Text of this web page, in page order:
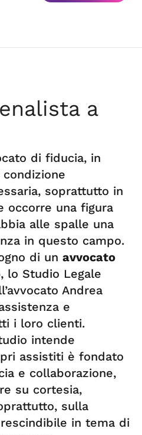
a
di fiducia, in
soprattutto in
occorre una figura
alle spalle una
in questo campo.
di un avvocato
, lo Studio Legale
Andrea
e
i loro clienti.
intende
assistiti è fondato
e collaborazione,
su cortesia,
sulla
in tema di